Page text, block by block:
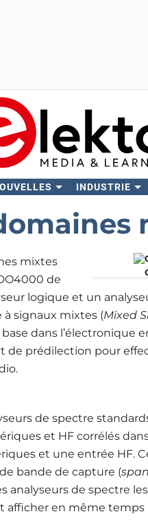
INDUSTRIE
mixtes
de
logique et un
signaux mixtes (Mixed
dans l’électronique
de prédilection pour
de spectre
et HF corrélés
et une entrée HF.
bande de capture (span
analyseurs de spectre
afficher en même